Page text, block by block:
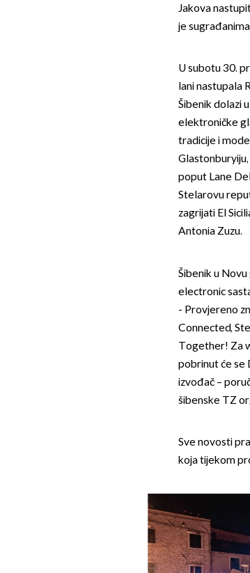
Jakova
je
U subotu 30.
lani nastupala
Šibenik dolazi
elektroničke
tradicije i
poput Lane
Stelarovu
zagrijati El
Antonia Zuzu.
Šibenik u
electronic
- Provjereno
Connected,
Together! Za
pobrinut će se
izvođač –
šibenske TZ
Sve novosti
koja tijekom